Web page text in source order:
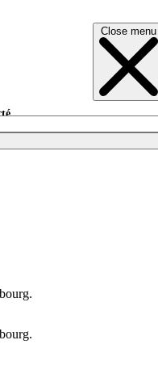
Close menu